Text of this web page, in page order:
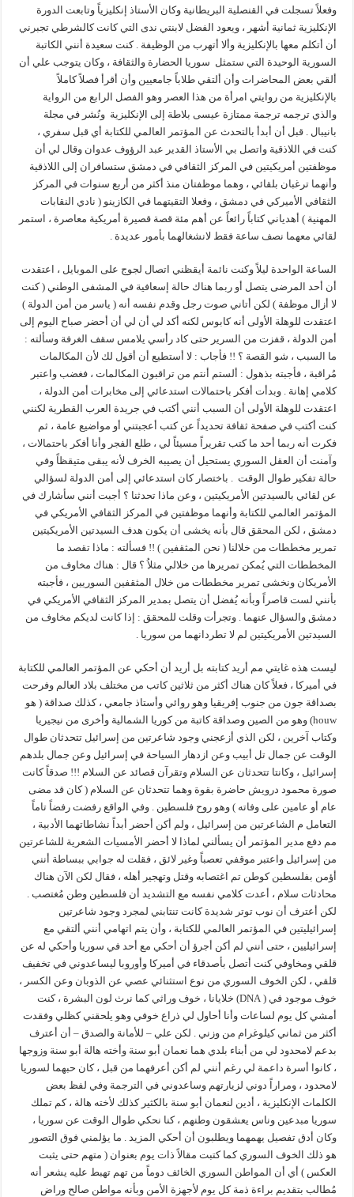
وفعلاً تسجلت في القنصلية البريطانية وكان الأستاذ إنكليزياً وتابعت الدورة
الإنكليزية ثمانية أشهر ، ويعود الفضل لابنتي ندى التي كانت كالشرطي تجبرني
أن أتكلم معها بالإنكليزية وألا أتهرب من الوظيفة . كنت سعيدة أنني الكاتبة
السورية الوحيدة التي ستمثل سوريا الحضارة والثقافة ، وكان يتوجب علي أن
ألقي بعض المحاضرات وأن ألتقي طلاباً جامعيين وأن أقرأ فصلاً كاملاً
بالإنكليزية من روايتي امرأة من هذا العصر وهو الفصل الرابع من الرواية
والذي ترجمه ترجمة ممتازة عيسى بلاطة إلى الإنكليزية ونُشر في مجلة
بانيبال . قبل أن أبدأ بالتحدث عن المؤتمر العالمي للكتابة أي قبل سفري ،
كنت في اللاذقية واتصل بي الأستاذ القدير عبد الرؤوف عدوان وقال لي أن
موظفتين أمريكيتين في المركز الثقافي في دمشق ستسافران إلى اللاذقية
وأنهما ترغبان بلقائي ، وهما موظفتان منذ أكثر من أربع سنوات في المركز
الثقافي الأميركي في دمشق ، وفعلا التقيتهما في الكازينو ( نادي النقابات
المهنية ) أهدياني كتاباً رائعاً عن أهم مئة قصة قصيرة أمريكية معاصرة ، استمر
لقائي معهما نصف ساعة فقط لانشغالهما بأمور عديدة .
الساعة الواحدة ليلاً وكنت نائمة أيقظني اتصال لجوج على الموبايل ، اعتقدت
أن أحد المرضى يتصل أو ربما هناك حالة إسعافية في المشفى الوطني ( كنت
لا أزال موظفة ) لكن أتاني صوت رجل وقدم نفسه أنه ( ياسر من أمن الدولة )
اعتقدت للوهلة الأولى أنه كابوس لكنه أكد لي أن لي أن أحضر صباح اليوم إلى
أمن الدولة ، قفزت من السرير حتى كاد رأسي يلامس سقف الغرفة وسألته :
ما السبب ، شو القصة ؟ !! فأجاب : لا أستطيع أن أقول لك لأن المكالمات
مُراقبة ، فأجبته بذهول : ألستم أنتم من تراقبون المكالمات ، فغضب واعتبر
كلامي إهانة . وبدأت أفكر باحتمالات استدعائي إلى مخابرات أمن الدولة ،
اعتقدت للوهلة الأولى أن السبب أنني أكتب في جريدة العرب القطرية لكنني
كنت أكتب في صفحة ثقافة تحديداً عن كتب أعجبتني أو مواضيع عامة ، ثم
فكرت أنه ربما أحد ما كتب تقريراً مسيئاً لي ، طلع الفجر وأنا أفكر باحتمالات ،
وآمنت أن العقل السوري يستحيل أن يصيبه الخرف لأنه يبقى متيقظاً وفي
حالة تفكير طوال الوقت . باختصار كان استدعائي إلى أمن الدولة لسؤالي
عن لقائي بالسيدتين الأمريكيتين ، وعن ماذا تحدثنا ؟ أجبت أنني سأشارك في
المؤتمر العالمي للكتابة وأنهما موظفتين في المركز الثقافي الأمريكي في
دمشق ، لكن المحقق قال بأنه يخشى أن يكون هدف السيدتين الأمريكيتين
تمرير مخططات من خلالنا ( نحن المثقفين ) !! فسألته : ماذا تقصد ما
المخططات التي يُمكن تمريرها من خلالي مثلاُ ؟ قال : هناك مخاوف من
الأمريكان ونخشى تمرير مخططات من خلال المثقفين السوريين ، فأجبته
بأنني لست قاصراً وبأنه يُفضل أن يتصل بمدير المركز الثقافي الأمريكي في
دمشق والسؤال عنهما . وتجرأت وقلت للمحقق : إذا كانت لديكم مخاوف من
السيدتين الأمريكيتين لم لا تطردانهما من سوريا .
ليست هذه غايتي مم أريد كتابته بل أريد أن أحكي عن المؤتمر العالمي للكتابة
في أميركا ، فعلاً كان هناك أكثر من ثلاثين كاتب من مختلف بلاد العالم وفرحت
بصداقة جون من جنوب إفريقيا وهو روائي وأستاذ جامعي ، كذلك صداقة ( هو
houw) وهو من الصين وصداقة كاتبة من كوريا الشمالية وأخرى من نيجيريا
وكتاب آخرين ، لكن الذي أزعجني وجود شاعرتين من إسرائيل تتحدثان طوال
الوقت عن جمال تل أبيب وعن ازدهار السياحة في إسرائيل وعن جمال بلدهم
إسرائيل ، وكانتا تتحدثان عن السلام وتقرآن قصائد عن السلام !!! صدقاً كانت
صورة محمود درويش حاضرة بقوة وهما تتحدثان عن السلام ( كان قد مضى
عام أو عامين على وفاته ) وهو روح فلسطين . وفي الواقع رفضت رفضاً تاماً
التعامل م الشاعرتين من إسرائيل ، ولم أكن أحضر أبداً نشاطاتهما الأدبية ،
مم دفع مدير المؤتمر أن يسألني لماذا لا أحضر الأمسيات الشعرية للشاعرتين
من إسرائيل واعتبر موقفي تعصباً وغير لائق ، فقلت له جوابي ببساطة أنني
أؤمن بفلسطين كوطن تم اغتصابه وقتل وتهجير أهله ، فقال لكن الآن هناك
محادثات سلام ، أعدت كلامي نفسه مع التشديد أن فلسطين وطن مُغتصب .
لكن أعترف أن نوب توتر شديدة كانت تنتابني لمجرد وجود شاعرتين
إسرائيليتين في المؤتمر العالمي للكتابة ، وأن يتم اتهامي أنني ألتقي مع
إسرائيليين ، حتى أنني لم أكن أجرؤ أن أحكي مع أحد في سوريا وأحكي له عن
قلقي ومخاوفي كنت أتصل بأصدقاء في أميركا وأوروبا ليساعدوني في تخفيف
قلقي ، لكن الخوف السوري من نوع استثنائي عصي عن الذوبان وعن الكسر ،
خوف موجود في ( DNA) خلايانا ، خوف وراثي كما نرث لون البشرة ، كنت
أمشي كل يوم لساعات وأنا أحاول لي ذراع خوفي وهو يلحقني كظلي وفقدت
أكثر من ثماني كيلوغرام من وزني . لكن علي – للأمانة والصدق – أن أعترف
بدعم لامحدود لي من أبناء بلدي هما نعمان أبو سنة وأخته هالة أبو سنة وزوجها
، كانوا أسرة داعمة لي رغم أنني لم أكن أعرفهما من قبل ، كان حبهما لسوريا
لامحدود ، ومراراً دوني لزيارتهم وساعدوني في الترجمة وفي لفظ بعض
الكلمات الإنكليزية ، أدين لنعمان أبو سنة بالكثير كذلك لأخته هالة ، كم تملك
سوريا مبدعين وناس يعشقون وطنهم ، كنا نحكي طوال الوقت عن سوريا ،
وكان أدق تفصيل يهمهما ويطلبون أن أحكي المزيد . ما يؤلمني فوق التصور
هو ذلك الخوف السوري كما كتبت مقالاً ذات يوم بعنوان ( متهم حتى يثبت
العكس ) أي أن المواطن السوري الخائف دوماً من تهم تهبط عليه يشعر أنه
مُطالب بتقديم براءة ذمة كل يوم لأجهزة الأمن وبأنه مواطن صالح وراض